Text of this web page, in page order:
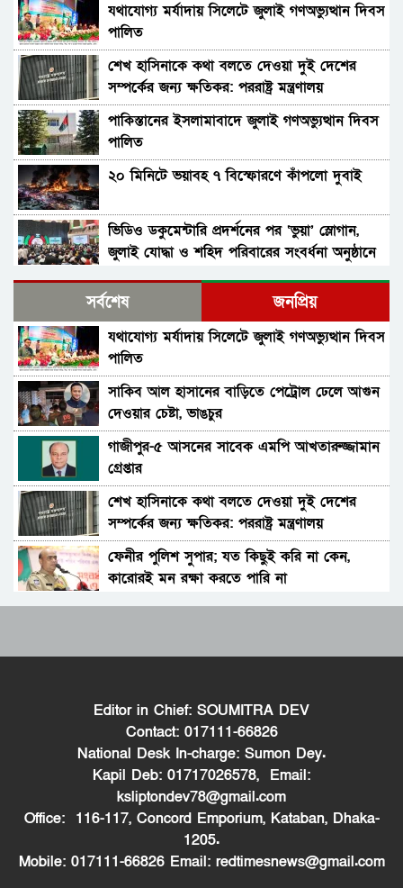
যথাযোগ্য মর্যাদায় সিলেটে জুলাই গণঅভ্যুত্থান দিবস
পালিত
শেখ হাসিনাকে কথা বলতে দেওয়া দুই দেশের
সম্পর্কের জন্য ক্ষতিকর: পররাষ্ট্র মন্ত্রণালয়
পাকিস্তানের ইসলামাবাদে জুলাই গণঅভ্যুত্থান দিবস
পালিত
২০ মিনিটে ভয়াবহ ৭ বিস্ফোরণে কাঁপলো দুবাই
ভিডিও ডকুমেন্টারি প্রদর্শনের পর ‘ভুয়া’ স্লোগান,
জুলাই যোদ্ধা ও শহিদ পরিবারের সংবর্ধনা অনুষ্ঠানে
সাবেক প্রধানমন্ত্রী শেখ হাসিনাকে সেদিন ভারতে
পৌঁছে দেন যারা, প্রকাশ্যে এলো নতুন তথ্য
মন্ত্রিসভা থেকে বাদ পড়তে পারেন অনেকেই, নতুন
করে আলোচনায় যেসব নাম
সংবিধান থেকে বাতিল হতে পারে শেখ মুজিবুর
রহমানের ‘জাতির পিতা’ স্বীকৃতি
চিফ প্রসিকিউটর; বিদ্বেষমূলক না হলে হাসিনার
বক্তব্য প্রচারে আইনগত বাধা নেই
ইরাক সফরে হঠাৎ ইরানের পররাষ্ট্রমন্ত্রী আব্বাস
আরাগচি
শেখ হাসিনার বক্তব্য দেওয়ার সঙ্গে ভারত সরকারের
কোনও সম্পর্ক নেই: রণধীর জয়সোয়াল
দিনেশ ত্রিবেদীকে হুমায়ুন কবির; শেখ হাসিনা যেন
ভারতের ভূখণ্ড ব্যবহার করে রাজনৈতিক বক্তব্য
দিতে না পারেন
শেখ হাসিনার ভার্চুয়াল অনুষ্ঠান নিয়ে ভারতের স্পষ্ট
অবস্থান জানতে চায় ঢাকা: পররাষ্ট্র প্রতিমন্ত্রী
সর্বশেষ জনপ্রিয়
যথাযোগ্য মর্যাদায় সিলেটে জুলাই গণঅভ্যুত্থান দিবস
পালিত
সাকিব আল হাসানের বাড়িতে পেট্রোল ঢেলে আগুন
দেওয়ার চেষ্টা, ভাঙচুর
গাজীপুর-৫ আসনের সাবেক এমপি আখতারুজ্জামান
গ্রেপ্তার
শেখ হাসিনাকে কথা বলতে দেওয়া দুই দেশের
সম্পর্কের জন্য ক্ষতিকর: পররাষ্ট্র মন্ত্রণালয়
ফেনীর পুলিশ সুপার; যত কিছুই করি না কেন,
কারোরই মন রক্ষা করতে পারি না
Moulvibazar Observes July Mass Uprising
মৌলভীবাজারে যথাযোগ্য মর্যাদায় পালিত জুলাই
গণঅভ্যুত্থান দিবস
কুষ্টিয়ায় নানা আয়োজনে জুলাই গণঅভ্যুত্থান দিবস
পালিত
শেখ হাসিনার বক্তব্য প্রচারে নিষেধাজ্ঞার যৌক্তিকতা
নিয়ে রুমিন ফারহানার প্রশ্ন
Editor in Chief: SOUMITRA DEV
Contact: 017111-66826
National Desk In-charge: Sumon Dey.
Kapil Deb: 01717026578, Email:
ksliptondev78@gmail.com
Office: 116-117, Concord Emporium, Kataban, Dhaka-
1205.
Mobile: 017111-66826 Email: redtimesnews@gmail.com